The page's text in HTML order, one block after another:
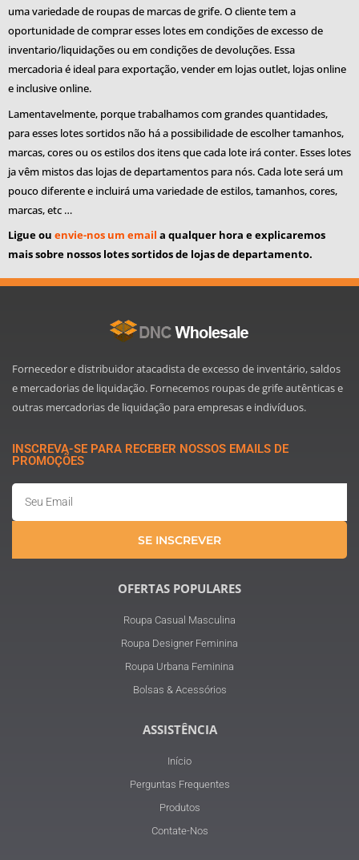
uma variedade de roupas de marcas de grife. O cliente tem a
oportunidade de comprar esses lotes em condições de excesso de
inventario/liquidações ou em condições de devoluções. Essa
mercadoria é ideal para exportação, vender em lojas outlet, lojas online
e inclusive online.
Lamentavelmente, porque trabalhamos com grandes quantidades,
para esses lotes sortidos não há a possibilidade de escolher tamanhos,
marcas, cores ou os estilos dos itens que cada lote irá conter. Esses lotes
ja vêm mistos das lojas de departamentos para nós. Cada lote será um
pouco diferente e incluirá uma variedade de estilos, tamanhos, cores,
marcas, etc …
Ligue ou envie-nos um email a qualquer hora e explicaremos
mais sobre nossos lotes sortidos de lojas de departamento.
Fornecedor e distribuidor atacadista de excesso de inventário, saldos
e mercadorias de liquidação. Fornecemos roupas de grife autênticas e
outras mercadorias de liquidação para empresas e indivíduos.
INSCREVA-SE PARA RECEBER NOSSOS EMAILS DE
PROMOÇÕES
SE INSCREVER
OFERTAS POPULARES
Roupa Casual Masculina
Roupa Designer Feminina
Roupa Urbana Feminina
Bolsas & Acessórios
ASSISTÊNCIA
Início
Perguntas Frequentes
Produtos
Contate-Nos